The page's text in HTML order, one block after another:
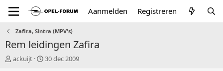
Aanmelden Registreren
Zafira, Sintra (MPV's)
Rem leidingen Zafira
T
ackuijt
S
30 dec 2009